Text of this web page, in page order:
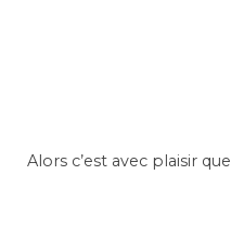
Alors c’est avec plaisir que